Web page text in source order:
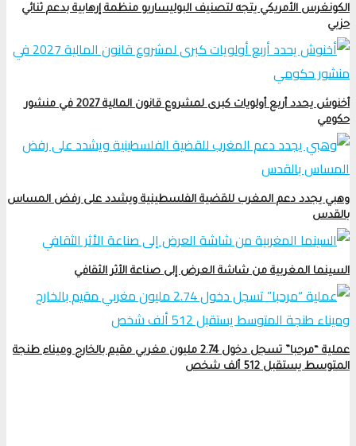
الكونغرس الأمريكي يتجه لتصنيف البوليساريو منظمة إرهابية بدعم ثنائي
حزبي
أخنوش يحدد أربع أولويات كبرى لمشروع قانون المالية 2027 في منشور
حكومي
وهبي يجدد دعم المغرب للقضية الفلسطينية ويشدد على رفض المساس
بالقدس
السينما المغربية من شاشة العرض إلى صناعة الأثر الثقافي
عملية “مرحبا” تسجل دخول 2.74 مليون مغربي مقيم بالخارج وميناء طنجة
المتوسط يستقبل 512 ألف شخص